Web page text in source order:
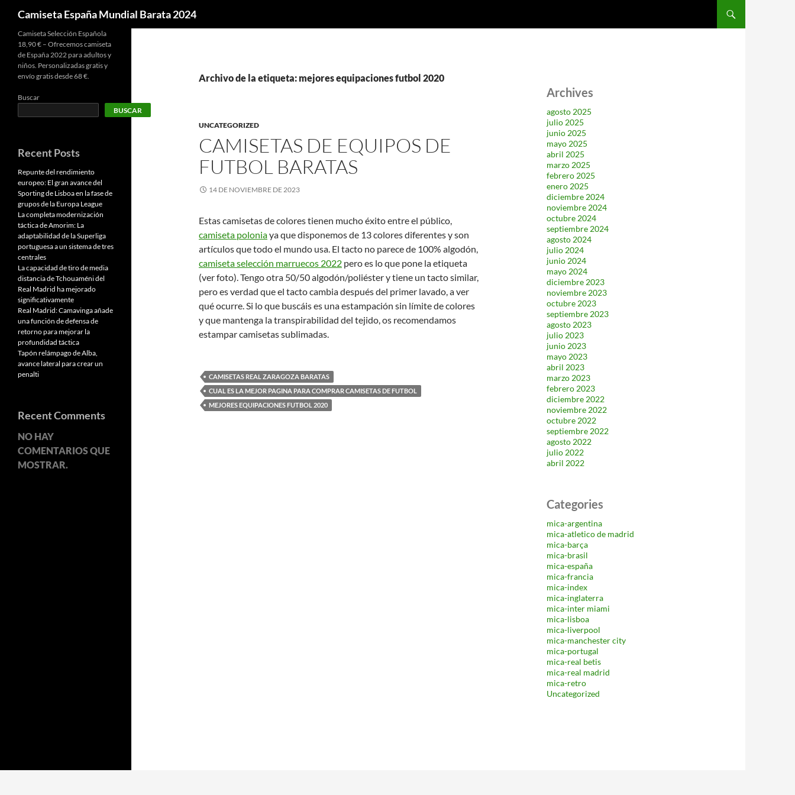
Camiseta España Mundial Barata 2024
Archivo de la etiqueta: mejores equipaciones futbol 2020
UNCATEGORIZED
CAMISETAS DE EQUIPOS DE
FUTBOL BARATAS
14 DE NOVIEMBRE DE 2023
Estas camisetas de colores tienen mucho éxito entre el público,
camiseta poloniaya que disponemos de 13 colores diferentes y son
artículos que todo el mundo usa. El tacto no parece de 100% algodón,
camiseta selección marruecos 2022 pero es lo que pone la etiqueta
(ver foto). Tengo otra 50/50 algodón/poliéster y tiene un tacto similar,
pero es verdad que el tacto cambia después del primer lavado, a ver
qué ocurre. Si lo que buscáis es una estampación sin límite de colores
y que mantenga la transpirabilidad del tejido, os recomendamos
estampar camisetas sublimadas.
CAMISETAS REAL ZARAGOZA BARATAS
CUAL ES LA MEJOR PAGINA PARA COMPRAR CAMISETAS DE FUTBOL
MEJORES EQUIPACIONES FUTBOL 2020
Archives
agosto 2025
julio 2025
junio 2025
mayo 2025
abril 2025
marzo 2025
febrero 2025
enero 2025
diciembre 2024
noviembre 2024
octubre 2024
septiembre 2024
agosto 2024
julio 2024
junio 2024
mayo 2024
diciembre 2023
noviembre 2023
octubre 2023
septiembre 2023
agosto 2023
julio 2023
junio 2023
mayo 2023
abril 2023
marzo 2023
febrero 2023
diciembre 2022
noviembre 2022
octubre 2022
septiembre 2022
agosto 2022
julio 2022
abril 2022
Categories
mica-argentina
mica-atletico de madrid
mica-barça
mica-brasil
mica-españa
mica-francia
mica-index
mica-inglaterra
mica-inter miami
mica-lisboa
mica-liverpool
mica-manchester city
mica-portugal
mica-real betis
mica-real madrid
mica-retro
Uncategorized
Camiseta Selección Española
18,90 € – Ofrecemos camiseta
de España 2022 para adultos y
niños. Personalizadas gratis y
envío gratis desde 68 €.
Buscar
BUSCAR
Recent Posts
Repunte del rendimiento
europeo: El gran avance del
Sporting de Lisboa en la fase de
grupos de la Europa League
La completa modernización
táctica de Amorim: La
adaptabilidad de la Superliga
portuguesa a un sistema de tres
centrales
La capacidad de tiro de media
distancia de Tchouaméni del
Real Madrid ha mejorado
significativamente
Real Madrid: Camavinga añade
una función de defensa de
retorno para mejorar la
profundidad táctica
Tapón relámpago de Alba,
avance lateral para crear un
penalti
Recent Comments
NO HAY
COMENTARIOS QUE
MOSTRAR.